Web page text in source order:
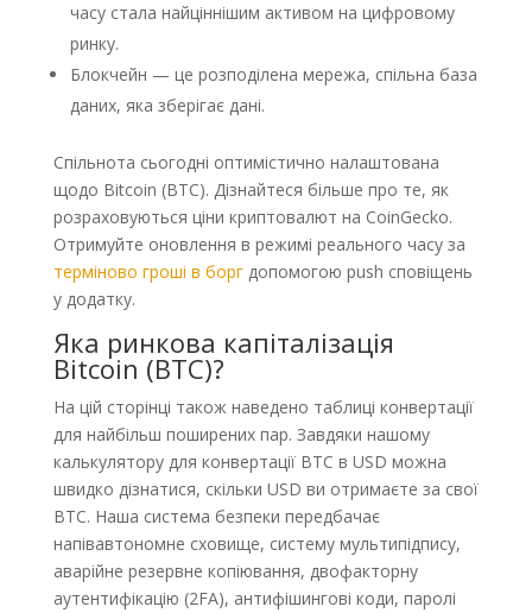
часу стала найціннішим активом на цифровому
ринку.
Блокчейн — це розподілена мережа, спільна база
даних, яка зберігає дані.
Спільнота сьогодні оптимістично налаштована
щодо Bitcoin (BTC). Дізнайтеся більше про те, як
розраховуються ціни криптовалют на CoinGecko.
Отримуйте оновлення в режимі реального часу за
терміново гроші в боргдопомогою push сповіщень
у додатку.
Яка ринкова капіталізація
Bitcoin (BTC)?
На цій сторінці також наведено таблиці конвертації
для найбільш поширених пар. Завдяки нашому
калькулятору для конвертації BTC в USD можна
швидко дізнатися, скільки USD ви отримаєте за свої
BTC. Наша система безпеки передбачає
напівавтономне сховище, систему мультипідпису,
аварійне резервне копіювання, двофакторну
аутентифікацію (2FA), антифішингові коди, паролі